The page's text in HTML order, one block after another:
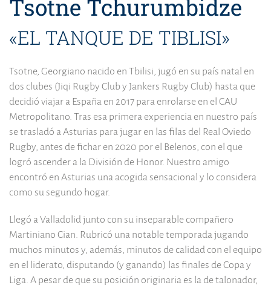
Tsotne Tchurumbidze
«EL TANQUE DE TIBLISI»
Tsotne, Georgiano nacido en Tbilisi, jugó en su país natal en
dos clubes (Jiqi Rugby Club y Jankers Rugby Club) hasta que
decidió viajar a España en 2017 para enrolarse en el CAU
Metropolitano. Tras esa primera experiencia en nuestro país
se trasladó a Asturias para jugar en las filas del Real Oviedo
Rugby, antes de fichar en 2020 por el Belenos, con el que
logró ascender a la División de Honor. Nuestro amigo
encontró en Asturias una acogida sensacional y lo considera
como su segundo hogar.
Llegó a Valladolid junto con su inseparable compañero
Martiniano Cian. Rubricó una notable temporada jugando
muchos minutos y, además, minutos de calidad con el equipo
en el liderato, disputando (y ganando) las finales de Copa y
Liga. A pesar de que su posición originaria es la de talonador,